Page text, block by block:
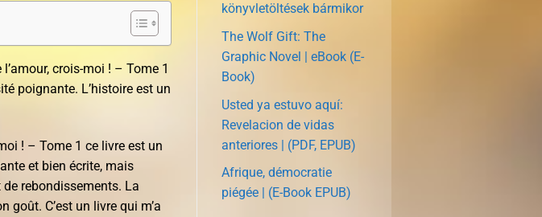
crois-moi ! – Tome 1
poignante. L’histoire est un
! – Tome 1 ce livre est un
et bien écrite, mais
rebondissements. La
C’est un livre qui m’a
könyvletöltések bármikor
The Wolf Gift: The
Graphic Novel | eBook (E-
Book)
Usted ya estuvo aquí:
Revelacion de vidas
anteriores | (PDF, EPUB)
Afrique, démocratie
piégée | (E-Book EPUB)